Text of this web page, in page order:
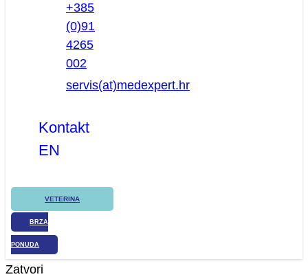
+385
(0)91
4265
002
servis(at)medexpert.hr
Kontakt
EN
VETERINA
BRZA
PONUDA
Zatvori